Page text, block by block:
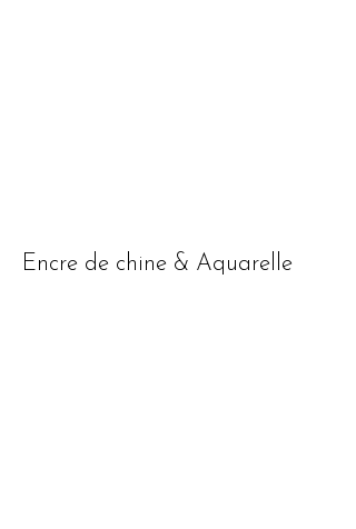
Encre de chine & Aquarelle